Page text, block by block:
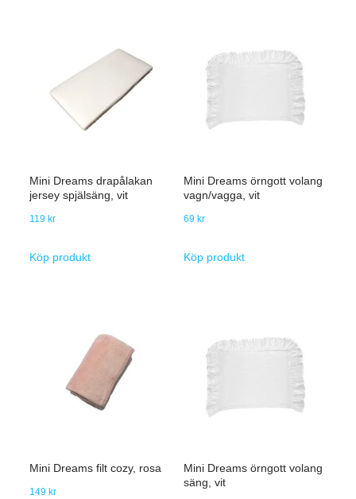
Mini Dreams drapålakan
jersey spjälsäng, vit
119 kr
Köp produkt
Mini Dreams örngott volang
vagn/vagga, vit
69 kr
Köp produkt
Mini Dreams filt cozy, rosa
149 kr
Mini Dreams örngott volang
säng, vit